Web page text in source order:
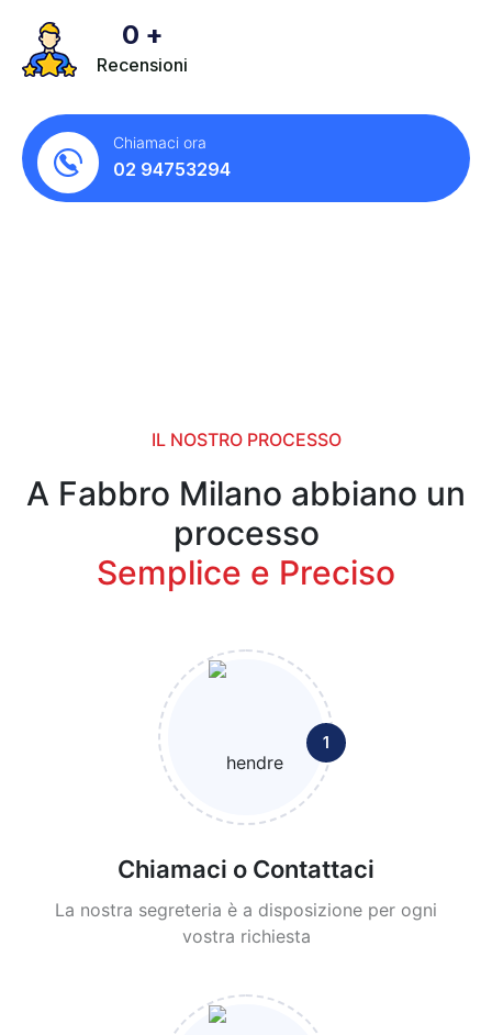
0 +
Recensioni
Chiamaci ora
02 94753294
IL NOSTRO PROCESSO
A Fabbro Milano abbiano un
processo
Semplice e Preciso
1
Chiamaci o Contattaci
La nostra segreteria è a disposizione per ogni
vostra richiesta